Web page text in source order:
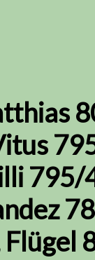
795/
Flügel